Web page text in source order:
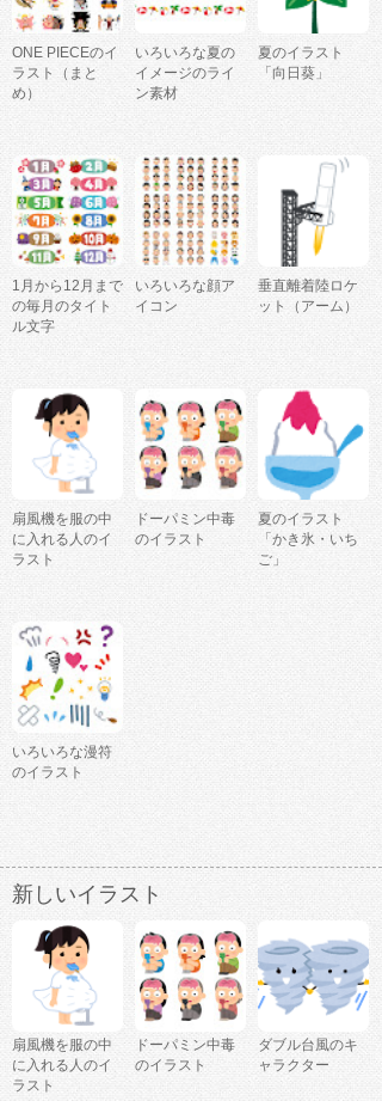
ONE PIECEのイ
ラスト（まと
め）
いろいろな夏の
イメージのライ
ン素材
夏のイラスト
「向日葵」
1月から12月まで
の毎月のタイト
ル文字
いろいろな顔ア
イコン
垂直離着陸ロケ
ット（アーム）
扇風機を服の中
に入れる人のイ
ラスト
ドーパミン中毒
のイラスト
夏のイラスト
「かき氷・いち
ご」
いろいろな漫符
のイラスト
新しいイラスト
扇風機を服の中
に入れる人のイ
ラスト
ドーパミン中毒
のイラスト
ダブル台風のキ
ャラクター